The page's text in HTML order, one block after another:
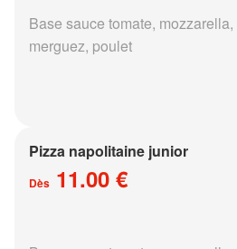
Base sauce tomate,
merguez, poulet
Pizza napolitaine junior
Dès 11.00 €